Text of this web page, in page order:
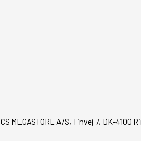
CS MEGASTORE A/S, Tinvej 7, DK-4100